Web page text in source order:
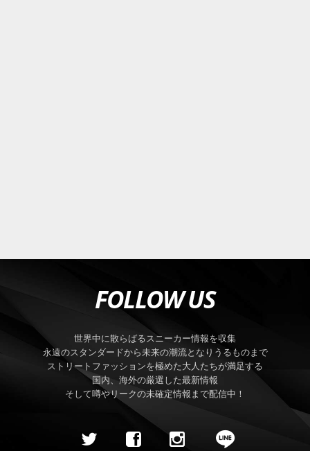
FOLLOW US
世界中に散らばるスニーカー情報を収集
永遠のスタンダードから未来の潮流となりうるものまで
ストリートファッションを極めた大人たちが満足する
国内、海外の厳選した最新情報
そして噂やリークの未確定情報まで配信中！